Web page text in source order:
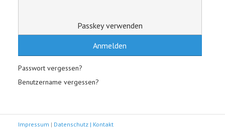
Passkey verwenden
Anmelden
Passwort vergessen?
Benutzername vergessen?
Impressum | Datenschutz | Kontakt